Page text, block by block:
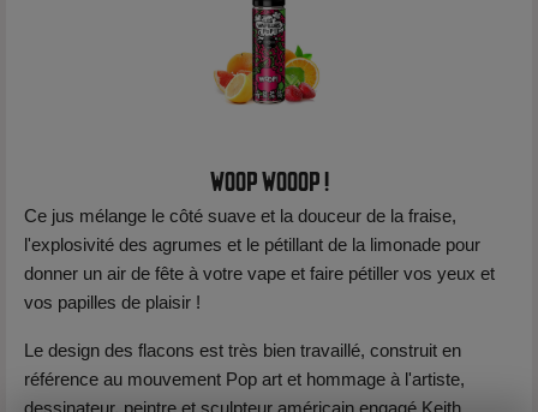
WOOP WOOOP !
Ce jus mélange le côté suave et la douceur de la fraise,
l'explosivité des agrumes et le pétillant de la limonade pour
donner un air de fête à votre vape et faire pétiller vos yeux et
vos papilles de plaisir !
Le design des flacons est très bien travaillé, construit en
référence au mouvement Pop art et hommage à l'artiste,